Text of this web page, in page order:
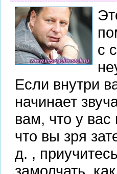
с
Если внутри
начинает
вам, что у вас
что вы зря
д. ,
замолчать,